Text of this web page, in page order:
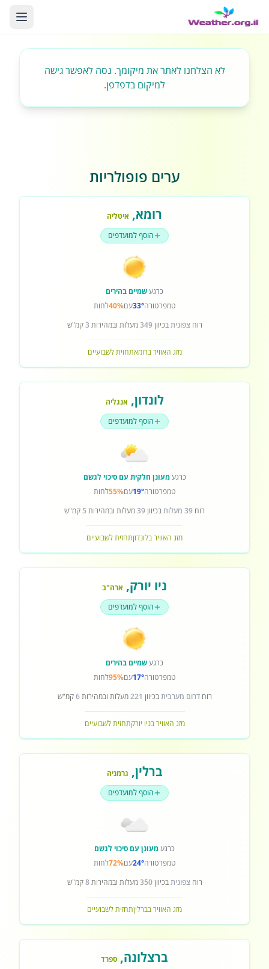
לא הצלחנו לאתר את מיקומך. נסה לאפשר גישה
למיקום בדפדפן.
ערים פופולריות
רומא, איטליה
הוסף למועדפים
כרגעשמיים בהירים
טמפרטורה33°עם40%לחות
רוחצפוניתבכיוון349מעלות ובמהירות 3קמ"ש
מזג האוויר ברומאתחזית לשבועיים
לונדון, אנגליה
הוסף למועדפים
כרגעמעונן חלקית עם סיכוי לגשם
טמפרטורה19°עם55%לחות
רוח 39 מעלות בכיוון39מעלות ובמהירות 5 קמ"ש
מזג האוויר בלונדוןתחזית לשבועיים
ניו יורק, ארה"ב
הוסף למועדפים
כרגעשמיים בהירים
טמפרטורה17°עם95%לחות
רוחדרום מערביתבכיוון 221מעלות ובמהירות6קמ"ש
מזג האוויר בניו יורקתחזית לשבועיים
ברלין, גרמניה
הוסף למועדפים
כרגעמעונן עם סיכוי לגשם
טמפרטורה24°עם72%לחות
רוחצפוניתבכיוון350מעלות ובמהירות8קמ"ש
מזג האוויר בברליןתחזית לשבועיים
ברצלונה, ספרד